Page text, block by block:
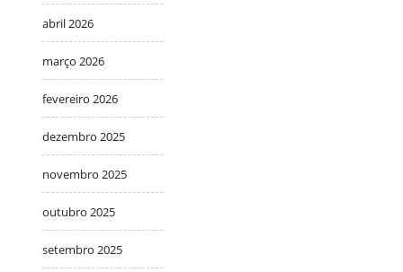
abril 2026
março 2026
fevereiro 2026
dezembro 2025
novembro 2025
outubro 2025
setembro 2025